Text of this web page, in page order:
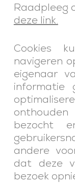
Raadpleeg
deze link.
Cookies
navigeren
eigenaar
informatie
bezocht
andere
dat deze
bezoek